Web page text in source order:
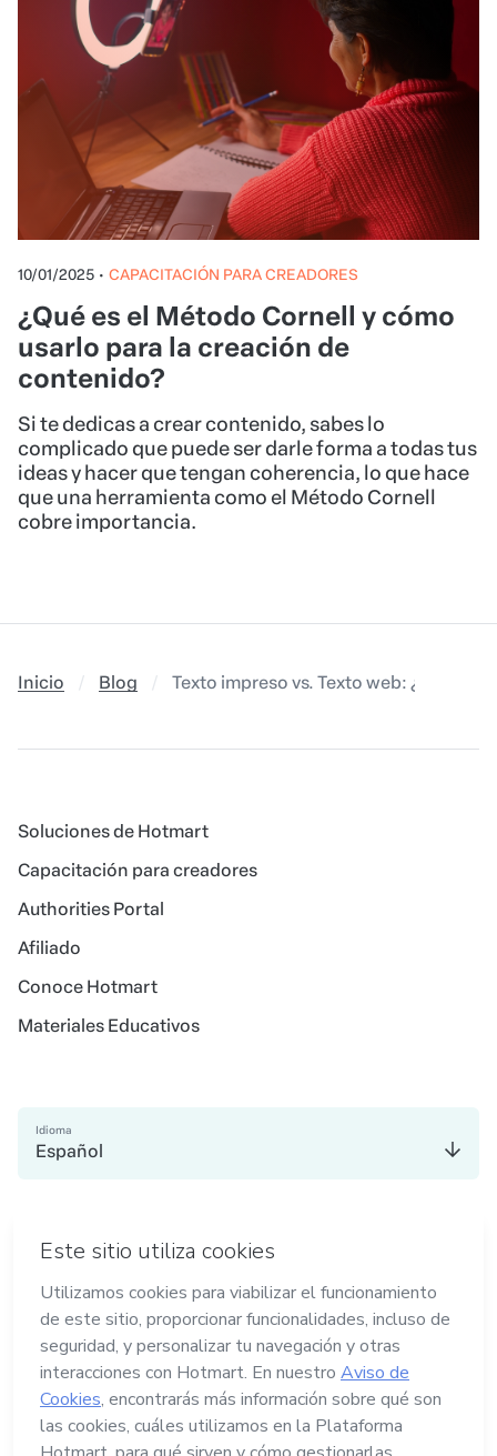
10/01/2025 • CAPACITACIÓN PARA CREADORES
¿Qué es el Método Cornell y cómo
usarlo para la creación de
contenido?
Si te dedicas a crear contenido, sabes lo
complicado que puede ser darle forma a todas tus
ideas y hacer que tengan coherencia, lo que hace
que una herramienta como el Método Cornell
cobre importancia.
Inicio Blog Texto impreso vs. Texto web: ¿cuáles
Soluciones de Hotmart
Capacitación para creadores
Authorities Portal
Afiliado
Conoce Hotmart
Materiales Educativos
Idioma
Español
Hecho con
en Belo Horizonte
en Madrid
en Amsterdam